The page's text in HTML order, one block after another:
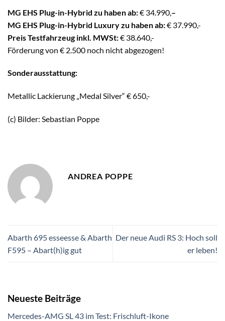
MG EHS Plug-in-Hybrid zu haben ab:€ 34.990, –
MG EHS Plug-in-Hybrid Luxury zu haben ab:€ 37.990,-
Preis Testfahrzeug inkl. MWSt:€ 38.640,-
Förderung von € 2.500 noch nicht abgezogen!
Sonderausstattung:
Metallic Lackierung „Medal Silver“ € 650,-
(c) Bilder: Sebastian Poppe
ANDREA POPPE
Abarth 695 esseesse & Abarth
F595 – Abart(h)ig gut
Der neue Audi RS 3: Hoch soll
er leben!
Neueste Beiträge
Mercedes-AMG SL 43 im Test: Frischluft-Ikone